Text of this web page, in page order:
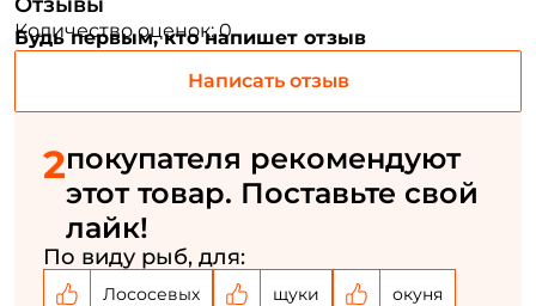
Количество оценок: 0
Будь первым, кто напишет отзыв
Написать отзыв
2покупателя рекомендуют
этот товар. Поставьте свой
лайк!
По виду рыб, для:
Лососевых щуки окуня
Повторите пароль: *
персональных данных
У меня уже есть аккаунт